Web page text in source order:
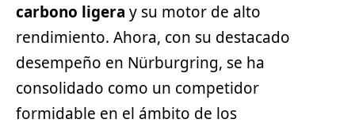
carbono ligera y su motor de alto
rendimiento. Ahora, con su destacado
desempeño en Nürburgring, se ha
consolidado como un competidor
formidable en el ámbito de los